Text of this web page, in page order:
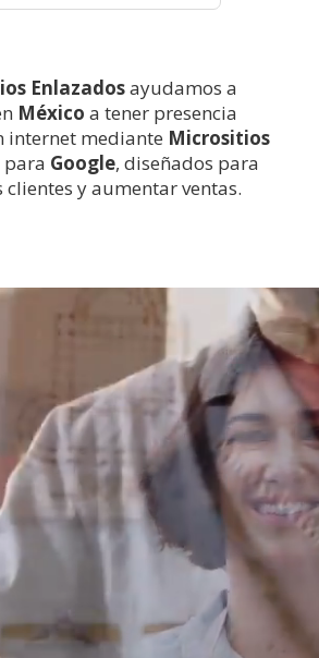
Enlazadosayudamos a
México a tener presencia
internet mediante Micrositios
Google, diseñados para
y aumentar ventas.